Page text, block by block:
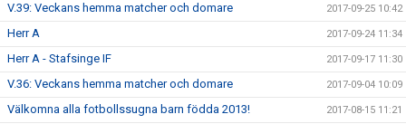
V.39: Veckans hemma matcher och domare 2017-09-25 10:42
Herr A 2017-09-24 11:34
Herr A - Stafsinge IF 2017-09-17 11:30
V.36: Veckans hemma matcher och domare 2017-09-04 10:09
Välkomna alla fotbollssugna barn födda 2013! 2017-08-15 11:21